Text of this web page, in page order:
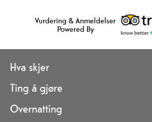
Vurdering & Anmeldelser
Powered By
Hva skjer
Ting å gjøre
Overnatting